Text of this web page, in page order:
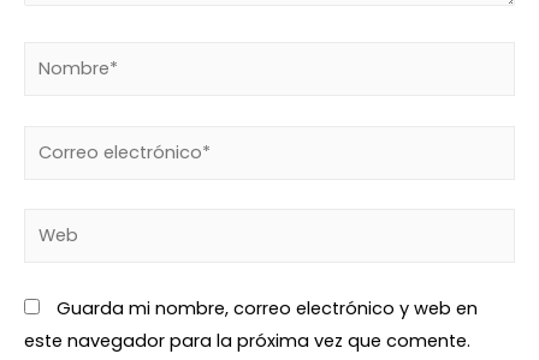
Guarda mi nombre, correo electrónico y web en
este navegador para la próxima vez que comente.